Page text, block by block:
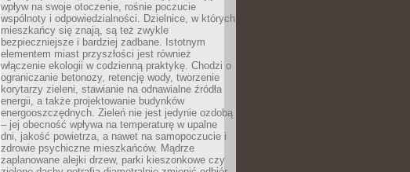
wpływ na swoje otoczenie, rośnie poczucie
wspólnoty i odpowiedzialności. Dzielnice, w których
mieszkańcy się znają, są też zwykle
bezpieczniejsze i bardziej zadbane. Istotnym
elementem miast przyszłości jest również
włączenie ekologii w codzienną praktykę. Chodzi o
ograniczanie betonozy, retencję wody, tworzenie
korytarzy zieleni, stawianie na odnawialne źródła
energii, a także projektowanie budynków
energooszczędnych. Zieleń nie jest jedynie ozdobą
– jej obecność wpływa na temperaturę w upalne
dni, jakość powietrza, a nawet na samopoczucie i
zdrowie psychiczne mieszkańców. Mądrze
zaplanowane alejki drzew, parki kieszonkowe czy